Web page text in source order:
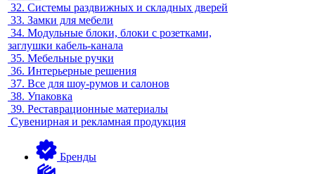
32. Системы раздвижных и складных дверей
33. Замки для мебели
34. Модульные блоки, блоки с розетками,
заглушки кабель-канала
35. Мебельные ручки
36. Интерьерные решения
37. Все для шоу-румов и салонов
38. Упаковка
39. Реставрационные материалы
Сувенирная и рекламная продукция
Бренды